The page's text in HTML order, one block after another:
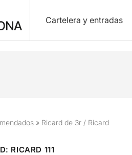
Cartelera y entradas
» Ricard de 3r / Ricard
RICARD 111